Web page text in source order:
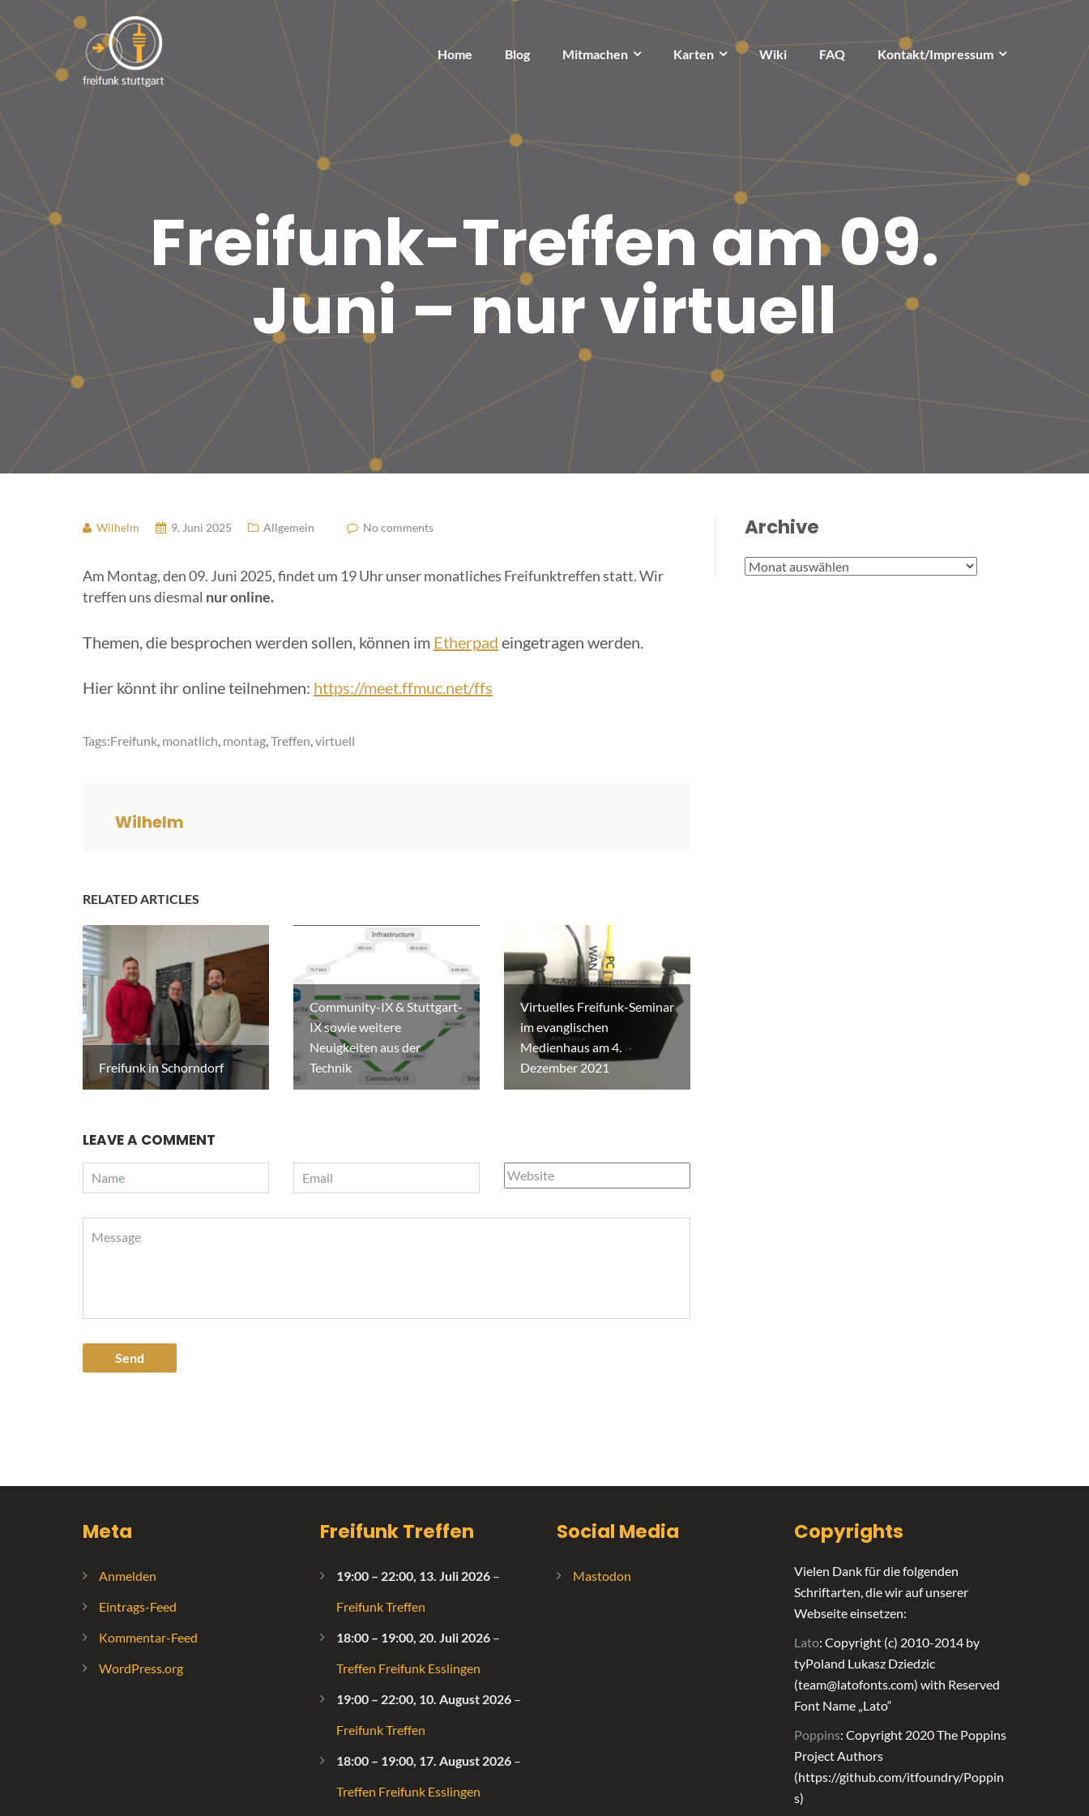
Home Blog Mitmachen Karten Wiki FAQ Kontakt/Impressum
Freifunk-Treffen am 09.
Juni – nur virtuell
Wilhelm 9. Juni 2025 Allgemein No comments
Am Montag, den 09. Juni 2025, findet um 19 Uhr unser monatliches Freifunktreffen statt. Wir
treffen uns diesmal nur online.
Themen, die besprochen werden sollen, können im Etherpad eingetragen werden.
Hier könnt ihr online teilnehmen: https://meet.ffmuc.net/ffs
Tags:Freifunk, monatlich, montag,Treffen,virtuell
Wilhelm
RELATED ARTICLES
Freifunk in Schorndorf
Community-IX & Stuttgart-
IX sowie weitere
Neuigkeiten aus der
Technik
Virtuelles Freifunk-Seminar
im evanglischen
Medienhaus am 4.
Dezember 2021
LEAVE A COMMENT
Archive
Archive
Meta
Anmelden
Eintrags-Feed
Kommentar-Feed
WordPress.org
Freifunk Treffen
19:00 – 22:00, 13. Juli 2026–
Freifunk Treffen
18:00 – 19:00, 20. Juli 2026–
Treffen Freifunk Esslingen
19:00 – 22:00, 10. August 2026–
Freifunk Treffen
18:00 – 19:00, 17. August 2026–
Treffen Freifunk Esslingen
Social Media
Mastodon
Copyrights
Vielen Dank für die folgenden
Schriftarten, die wir auf unserer
Webseite einsetzen:
Lato: Copyright (c) 2010-2014 by
tyPoland Lukasz Dziedzic
(team@latofonts.com) with Reserved
Font Name „Lato“
Poppins: Copyright 2020 The Poppins
Project Authors
(https://github.com/itfoundry/Poppin
s)